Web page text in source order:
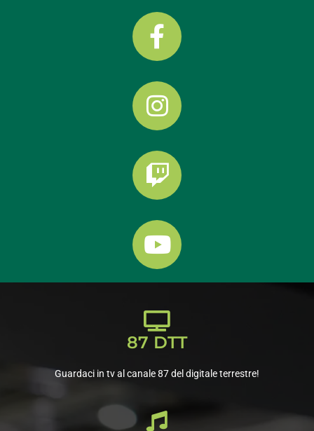
87 DTT
Guardaci in tv al canale 87 del digitale terrestre!